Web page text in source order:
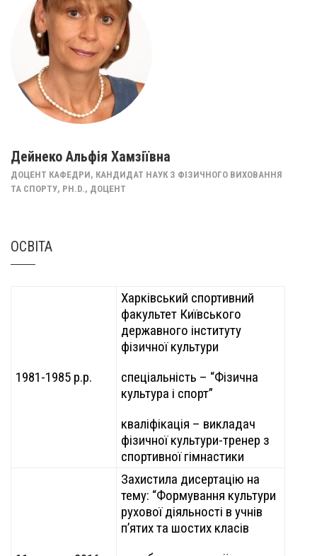
Дейнеко Альфія Хамзіївна
ДОЦЕНТ КАФЕДРИ, КАНДИДАТ НАУК З ФІЗИЧНОГО ВИХОВАННЯ
ТА СПОРТУ, PH.D., ДОЦЕНТ
ОСВІТА
1981-1985 р.р.
Харківський спортивний
факультет Київського
державного інституту
фізичної культури
спеціальність – “Фізична
культура і спорт”
кваліфікація – викладач
фізичної культури-тренер з
спортивної гімнастики
Захистила дисертацію на
тему: “Формування культури
рухової діяльності в учнів
п’ятих та шостих класів